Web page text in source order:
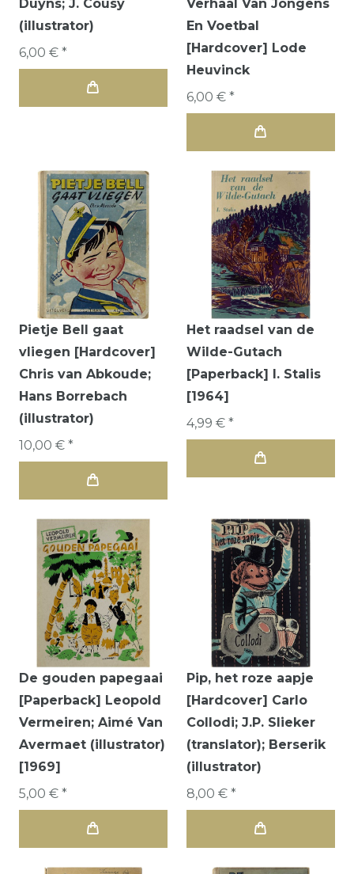
Duyns; J. Cousy
(illustrator)
6,00 € *
Verhaal Van Jongens
En Voetbal
[Hardcover] Lode
Heuvinck
6,00 € *
Pietje Bell gaat
vliegen [Hardcover]
Chris van Abkoude;
Hans Borrebach
(illustrator)
10,00 € *
Het raadsel van de
Wilde-Gutach
[Paperback] I. Stalis
[1964]
4,99 € *
De gouden papegaai
[Paperback] Leopold
Vermeiren; Aimé Van
Avermaet (illustrator)
[1969]
5,00 € *
Pip, het roze aapje
[Hardcover] Carlo
Collodi; J.P. Slieker
(translator); Berserik
(illustrator)
8,00 € *